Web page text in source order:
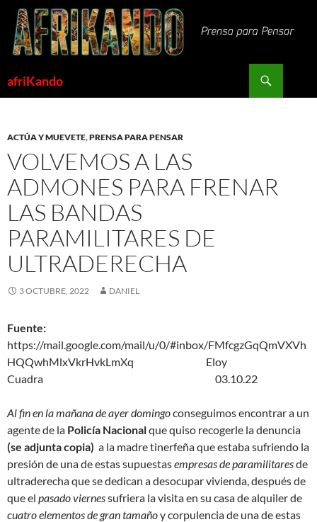
Saltar
contenido
afriKando
ACTÚA Y MUEVETE,PRENSA PARA PENSAR
VOLVEMOS A LAS
ADMONES PARA FRENAR
LAS BANDAS
PARAMILITARES DE
ULTRADERECHA
3 OCTUBRE, 2022 DANIEL
Fuente:
https://mail.google.com/mail/u/0/#inbox/FMfcgzGqQmVXVh
HQQwhMlxVkrHvkLmXq Eloy
Cuadra 03.10.22
Al fin en la mañana de ayer domingoconseguimos encontrar a un
agente de la Policía Nacionalque quiso recogerle la denuncia
(se adjunta copia) a la madre tinerfeña que estaba sufriendo la
presión de una de estas supuestasempresas de paramilitaresde
ultraderecha que se dedican a desocupar vivienda, después de
que el pasado viernessufriera la visita en su casa de alquiler de
cuatro elementos de gran tamañoy corpulencia de una de estas